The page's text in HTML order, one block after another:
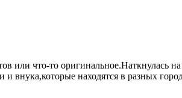
или что-то оригинальное.Наткнулась
внука,которые находятся в разных